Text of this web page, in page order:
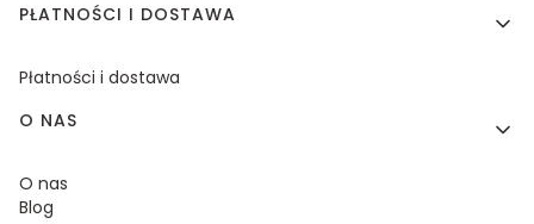
PŁATNOŚCI I DOSTAWA
Płatności i dostawa
O NAS
O nas
Blog